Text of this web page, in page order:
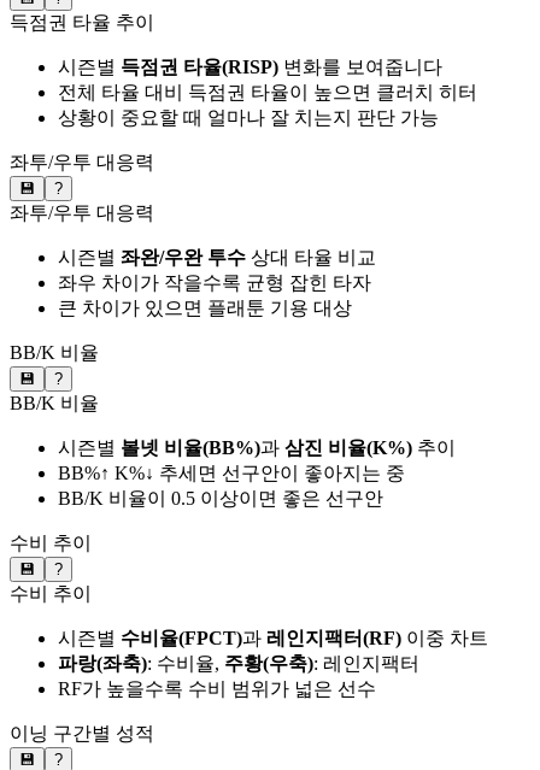
득점권 타율 추이
시즌별 득점권 타율(RISP) 변화를 보여줍니다
전체 타율 대비 득점권 타율이 높으면 클러치 히터
상황이 중요할 때 얼마나 잘 치는지 판단 가능
좌투/우투 대응력
💾 ?
좌투/우투 대응력
시즌별 좌완/우완 투수 상대 타율 비교
좌우 차이가 작을수록 균형 잡힌 타자
큰 차이가 있으면 플래툰 기용 대상
BB/K 비율
💾 ?
BB/K 비율
시즌별 볼넷 비율(BB%)과 삼진 비율(K%) 추이
BB%↑ K%↓ 추세면 선구안이 좋아지는 중
BB/K 비율이 0.5 이상이면 좋은 선구안
수비 추이
💾 ?
수비 추이
시즌별 수비율(FPCT)과 레인지팩터(RF) 이중 차트
파랑(좌축): 수비율, 주황(우축): 레인지팩터
RF가 높을수록 수비 범위가 넓은 선수
이닝 구간별 성적
💾 ?